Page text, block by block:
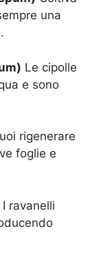
una
Le cipolle
e sono
rigenerare
foglie e
I ravanelli